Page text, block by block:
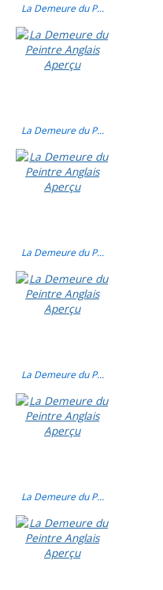
La Demeure du P...
La Demeure du P...
La Demeure du P...
La Demeure du P...
La Demeure du P...